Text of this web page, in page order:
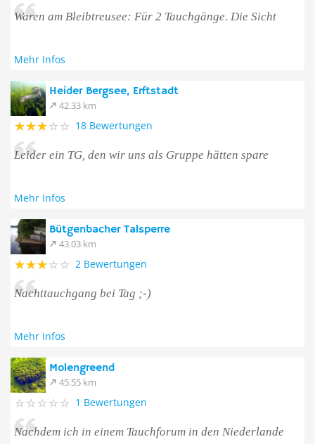
Waren am Bleibtreusee: Für 2 Tauchgänge. Die Sicht
Mehr Infos
Heider Bergsee, Erftstadt
42.33 km
18 Bewertungen
Leider ein TG, den wir uns als Gruppe hätten spare
Mehr Infos
Bütgenbacher Talsperre
43.03 km
2 Bewertungen
Nachttauchgang bei Tag ;-)
Mehr Infos
Molengreend
45.55 km
1 Bewertungen
Nachdem ich in einem Tauchforum in den Niederlande